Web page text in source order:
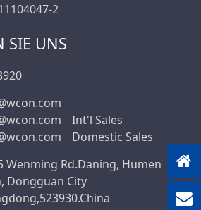
2
SIE UNS
Int'l Sales
Domestic Sales
Wenming Rd.Daning, Humen
Dongguan City